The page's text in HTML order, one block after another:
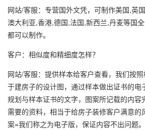
网站/客服：专营国外文凭，可制作美国,英
澳大利亚,香港,德国,法国,新西兰,丹麦等国
都可以制作。
客户：相似度和精细度怎样？
网站/客服：提供样本给客户查看，我们按
于建房子的设计图，通过样本做出证书的电
规划与样本证书的文字，图案所记载的内容
需要的资料，相当于给房子装修客户满意的
案=我们称之为电子版，保证内容不出问题